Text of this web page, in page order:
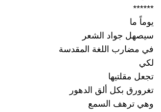
******
يوماً ما
سيصهل جواد الشعر
في مضارب اللغة المقدسة
لكي
تجعل مقلتيها
تغرورق بكل ألق الدهور
وهي ترهف السمع